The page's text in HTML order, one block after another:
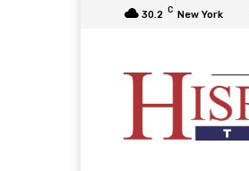
30.2 C New York